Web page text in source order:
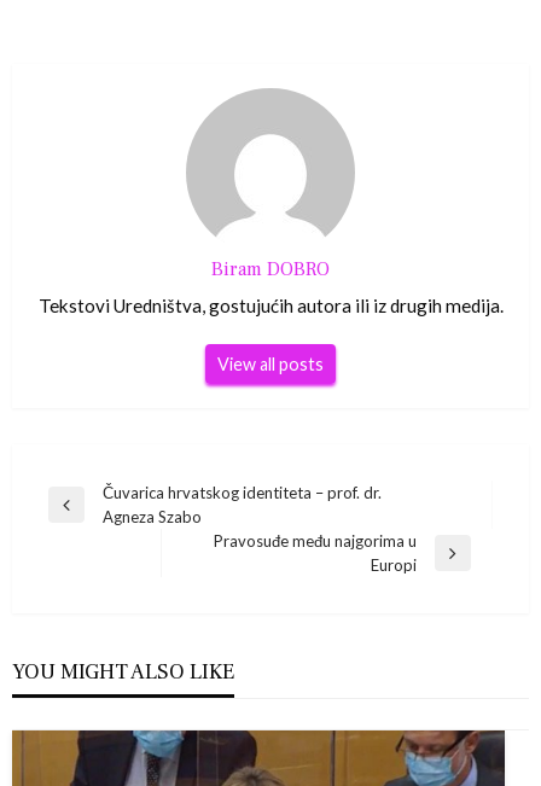
Biram DOBRO
Tekstovi Uredništva, gostujućih autora ili iz drugih medija.
View all posts
Navigacija
Previous
Čuvarica hrvatskog identiteta – prof. dr.
Agneza Szabo
Pravosuđe među najgorima u
Europi
YOU MIGHT ALSO LIKE